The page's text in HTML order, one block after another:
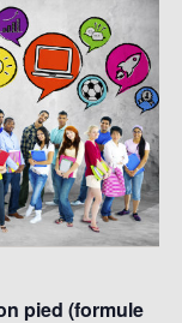
pied (formule